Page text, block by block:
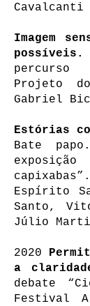
Cavalcanti
Imagem
possíveis.
Projeto
Gabriel
Estórias
Bate
Espírito
Santo,
Júlio
2020
a
debate
Festival